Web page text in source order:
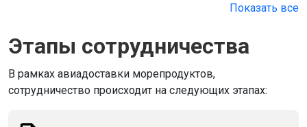
Показать все
Этапы сотрудничества
В рамках авиадоставки морепродуктов,
сотрудничество происходит на следующих этапах: